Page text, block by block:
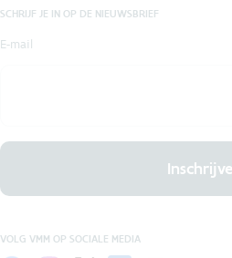
SCHRIJF JE IN OP DE NIEUWSBRIEF
E-mail
VOLG VMM OP SOCIALE MEDIA